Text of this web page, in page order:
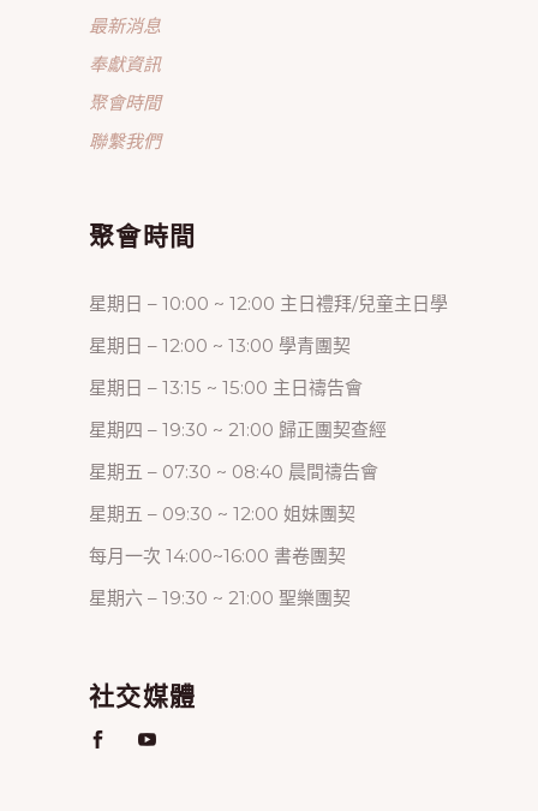
最新消息
奉獻資訊
聚會時間
聯繫我們
聚會時間
星期日 – 10:00 ~ 12:00 主日禮拜/兒童主日學
星期日 – 12:00 ~ 13:00 學青團契
星期日 – 13:15 ~ 15:00 主日禱告會
星期四 – 19:30 ~ 21:00 歸正團契查經
星期五 – 07:30 ~ 08:40 晨間禱告會
星期五 – 09:30 ~ 12:00 姐妹團契
每月一次 14:00~16:00 書卷團契
星期六 – 19:30 ~ 21:00 聖樂團契
社交媒體